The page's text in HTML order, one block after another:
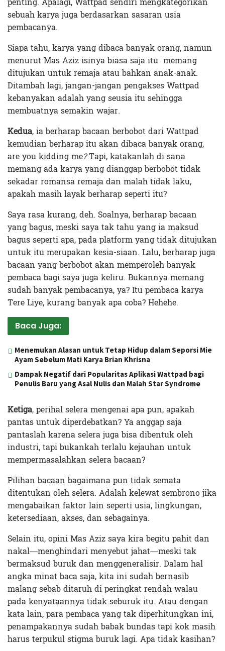
sebuah karya juga berdasarkan sasaran usia
pembacanya.
Siapa tahu, karya yang dibaca banyak orang, namun
menurut Mas Aziz isinya biasa saja itu memang
ditujukan untuk remaja atau bahkan anak-anak.
Ditambah lagi, jangan-jangan pengakses Wattpad
kebanyakan adalah yang seusia itu sehingga
membuatnya semakin wajar.
Kedua, ia berharap bacaan berbobot dari Wattpad
kemudian berharap itu akan dibaca banyak orang,
are you kidding me?Tapi, katakanlah di sana
memang ada karya yang dianggapberbobottidak
sekadar romansa remaja dan malah tidak laku,
apakah masih layak berharap seperti itu?
Saya rasa kurang, deh. Soalnya, berharap bacaan
yang bagus, meski saya tak tahu yang ia maksud
bagus seperti apa, pada platform yang tidak ditujukan
untuk itu merupakan kesia-siaan. Lalu, berharap juga
bacaan yang berbobot akan memperoleh banyak
pembaca bagi saya juga keliru. Bukannya memang
sudah banyak pembacanya, ya? Itu pembaca karya
Tere Liye, kurang banyak apa coba? Hehehe.
Baca Juga:
Menemukan Alasan untuk Tetap Hidup dalam Seporsi Mie
Ayam Sebelum Mati Karya Brian Khrisna
Dampak Negatif dari Popularitas Aplikasi Wattpad bagi
Penulis Baru yang Asal Nulis dan Malah Star Syndrome
Ketiga, perihal selera mengenai apa pun, apakah
pantas untuk diperdebatkan? Ya anggap saja
pantaslah karena selera juga bisa dibentuk oleh
industri, tapi bukankah terlalu kejauhan untuk
mempermasalahkan selera bacaan?
Pilihan bacaan bagaimana pun tidak semata
ditentukan oleh selera. Adalah kelewat sembrono jika
mengabaikan faktor lain seperti usia, lingkungan,
ketersediaan, akses, dan sebagainya.
Selain itu, opini Mas Aziz saya kira begitu pahit dan
nakal—menghindari menyebut jahat—meski tak
bermaksud buruk dan menggeneralisir. Dalam hal
angka minat baca saja, kita ini sudah bernasib
malang sebab ditaruh di peringkat rendah walau
pada kenyataannya tidak seburuk itu. Atau dengan
kata lain, para pembaca yang tak diperhitungkan ini,
penampakannya sudah babak bundas tapi kok masih
harus terpukul stigma buruk lagi. Apa tidak kasihan?